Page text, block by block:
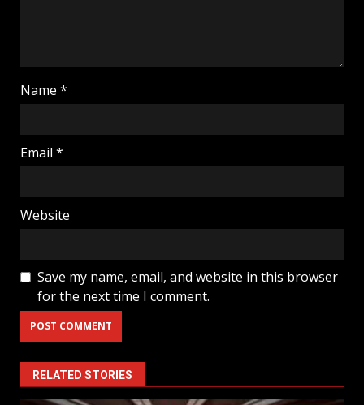
Name *
Email *
Website
Save my name, email, and website in this browser
for the next time I comment.
RELATED STORIES